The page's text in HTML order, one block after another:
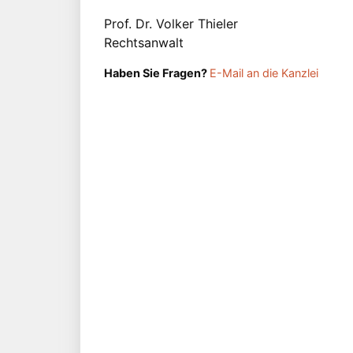
Prof. Dr. Volker Thieler
Rechtsanwalt
Haben Sie Fragen? E-Mail an die Kanzlei